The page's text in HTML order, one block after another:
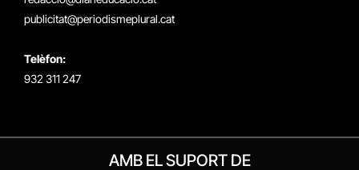
publicitat@periodismeplural.cat
Telèfon:
932 311 247
AMB EL SUPORT DE